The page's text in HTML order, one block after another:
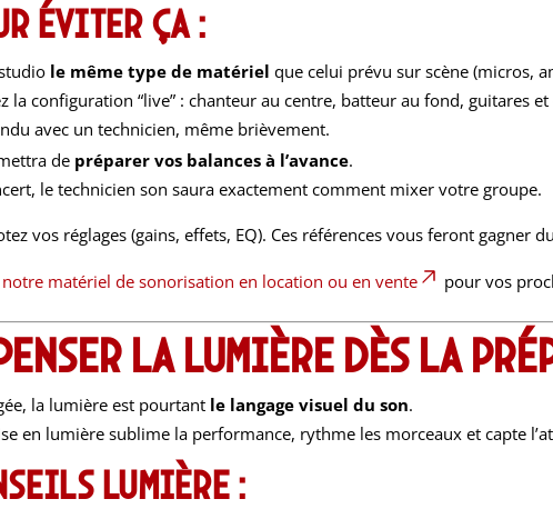
éviter ça :
le même type de matériel que celui prévu sur scène (micros,
la configuration “live” : chanteur au centre, batteur au fond, guitares
avec un technicien, même brièvement.
de préparer vos balances à l’avance.
le technicien son saura exactement comment mixer votre groupe.
vos réglages (gains, effets, EQ). Ces références vous feront gagner
matériel de sonorisation en location ou en vente pour vos
la lumière dès la
la lumière est pourtant le langage visuel du son.
en lumière sublime la performance, rythme les morceaux et capte
lumière :